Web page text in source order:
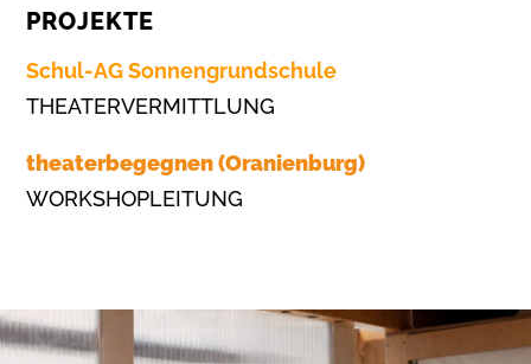
PROJEKTE
Schul-AG Sonnengrundschule
THEATERVERMITTLUNG
theaterbegegnen (Oranienburg)
WORKSHOPLEITUNG